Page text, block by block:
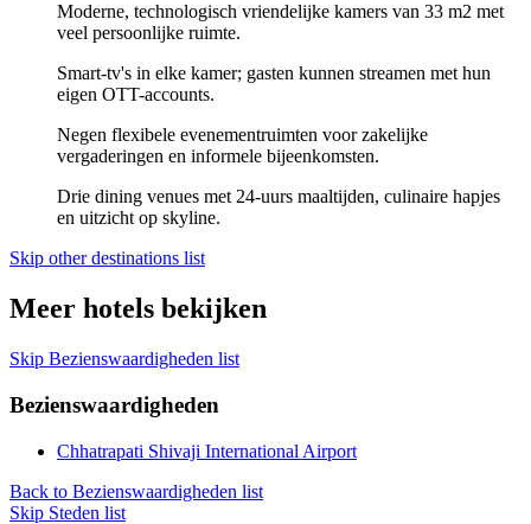
Moderne, technologisch vriendelijke kamers van 33 m2 met
veel persoonlijke ruimte.
Smart-tv's in elke kamer; gasten kunnen streamen met hun
eigen OTT-accounts.
Negen flexibele evenementruimten voor zakelijke
vergaderingen en informele bijeenkomsten.
Drie dining venues met 24-uurs maaltijden, culinaire hapjes
en uitzicht op skyline.
Skip other destinations list
Meer hotels bekijken
Skip Bezienswaardigheden list
Bezienswaardigheden
Chhatrapati Shivaji International Airport
Back to Bezienswaardigheden list
Skip Steden list